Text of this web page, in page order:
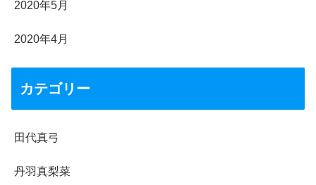
2020年5月
2020年4月
カテゴリー
田代真弓
丹羽真梨菜